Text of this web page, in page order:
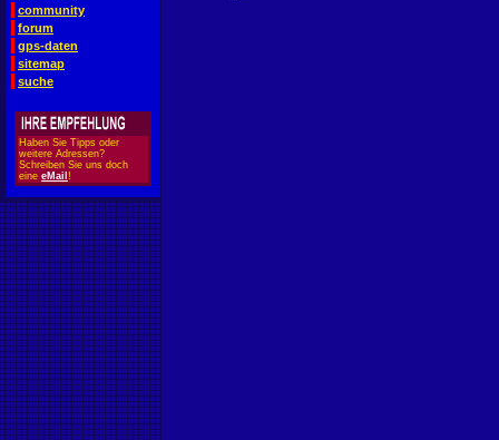
community
forum
gps-daten
sitemap
suche
Haben Sie Tipps oder
weitere Adressen?
Schreiben Sie uns doch
eine eMail !